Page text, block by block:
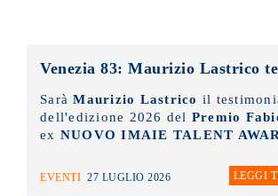
SaràMaurizio Lastrico il
dell'edizione 2026 del Premio
ex NUOVO IMAIE TALENT
Cinema di Venezia, che la
assegna per valorizzare il talento
EVENTI 27 LUGLIO 2026 LEGGI